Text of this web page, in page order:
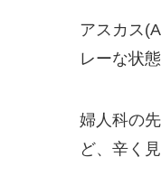
アスカス
レーな状態
婦人科の
ど、辛く